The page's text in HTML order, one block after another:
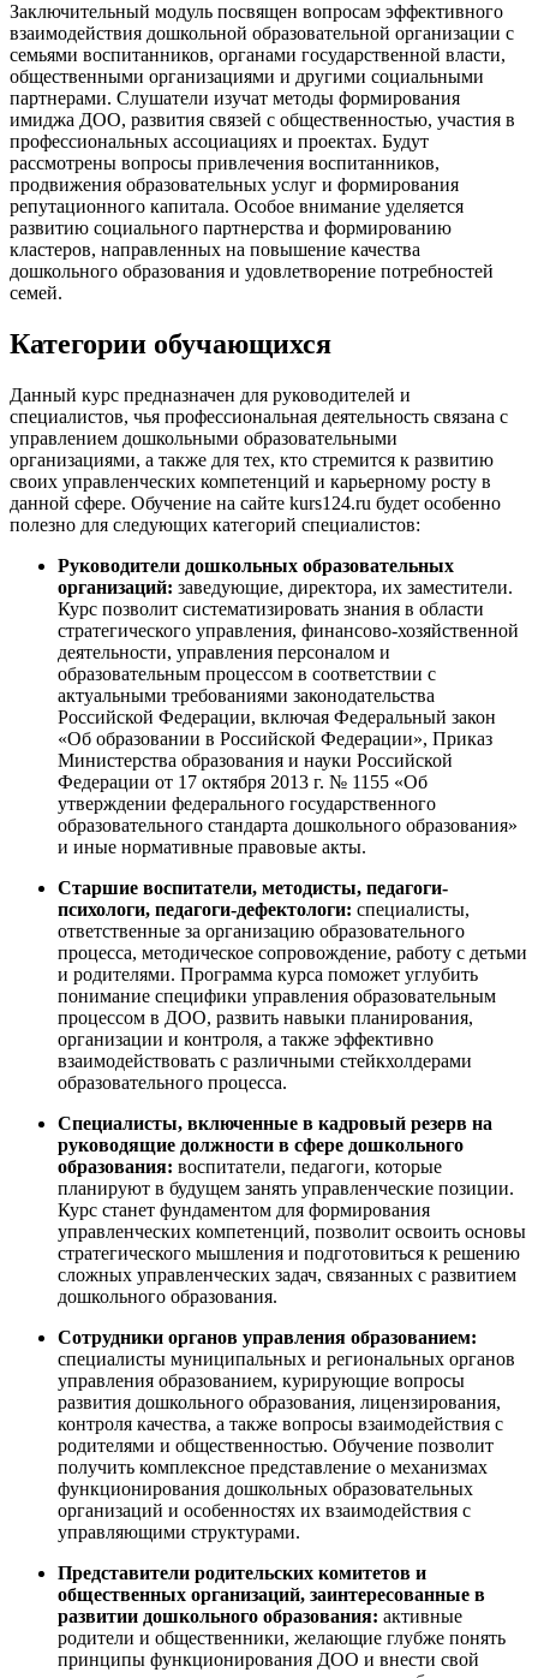
Заключительный модуль посвящен вопросам эффективного
взаимодействия дошкольной образовательной организации с
семьями воспитанников, органами государственной власти,
общественными организациями и другими социальными
партнерами. Слушатели изучат методы формирования
имиджа ДОО, развития связей с общественностью, участия в
профессиональных ассоциациях и проектах. Будут
рассмотрены вопросы привлечения воспитанников,
продвижения образовательных услуг и формирования
репутационного капитала. Особое внимание уделяется
развитию социального партнерства и формированию
кластеров, направленных на повышение качества
дошкольного образования и удовлетворение потребностей
семей.
Категории обучающихся
Данный курс предназначен для руководителей и
специалистов, чья профессиональная деятельность связана с
управлением дошкольными образовательными
организациями, а также для тех, кто стремится к развитию
своих управленческих компетенций и карьерному росту в
данной сфере. Обучение на сайте kurs124.ru будет особенно
полезно для следующих категорий специалистов:
Руководители дошкольных образовательных
организаций: заведующие, директора, их заместители.
Курс позволит систематизировать знания в области
стратегического управления, финансово-хозяйственной
деятельности, управления персоналом и
образовательным процессом в соответствии с
актуальными требованиями законодательства
Российской Федерации, включая Федеральный закон
«Об образовании в Российской Федерации», Приказ
Министерства образования и науки Российской
Федерации от 17 октября 2013 г. № 1155 «Об
утверждении федерального государственного
образовательного стандарта дошкольного образования»
и иные нормативные правовые акты.
Старшие воспитатели, методисты, педагоги-
психологи, педагоги-дефектологи: специалисты,
ответственные за организацию образовательного
процесса, методическое сопровождение, работу с детьми
и родителями. Программа курса поможет углубить
понимание специфики управления образовательным
процессом в ДОО, развить навыки планирования,
организации и контроля, а также эффективно
взаимодействовать с различными стейкхолдерами
образовательного процесса.
Специалисты, включенные в кадровый резерв на
руководящие должности в сфере дошкольного
образования: воспитатели, педагоги, которые
планируют в будущем занять управленческие позиции.
Курс станет фундаментом для формирования
управленческих компетенций, позволит освоить основы
стратегического мышления и подготовиться к решению
сложных управленческих задач, связанных с развитием
дошкольного образования.
Сотрудники органов управления образованием:
специалисты муниципальных и региональных органов
управления образованием, курирующие вопросы
развития дошкольного образования, лицензирования,
контроля качества, а также вопросы взаимодействия с
родителями и общественностью. Обучение позволит
получить комплексное представление о механизмах
функционирования дошкольных образовательных
организаций и особенностях их взаимодействия с
управляющими структурами.
Представители родительских комитетов и
общественных организаций, заинтересованные в
развитии дошкольного образования: активные
родители и общественники, желающие глубже понять
принципы функционирования ДОО и внести свой